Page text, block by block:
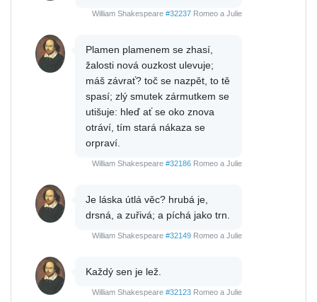
William Shakespeare #32237 Romeo a Julie
Plamen plamenem se zhasí,
žalosti nová ouzkost ulevuje;
máš závrať? toč se nazpět, to tě
spasí; zlý smutek zármutkem se
utišuje: hleď ať se oko znova
otráví, tím stará nákaza se
orpraví.
William Shakespeare #32186 Romeo a Julie
Je láska útlá věc? hrubá je,
drsná, a zuřivá; a píchá jako trn.
William Shakespeare #32149 Romeo a Julie
Každý sen je lež.
William Shakespeare #32123 Romeo a Julie